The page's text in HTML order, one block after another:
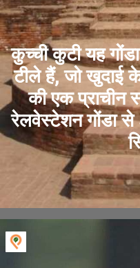
कुच्ची कुटी यह
टीले हैं, जो खुदाई
की एक प्राचीन
रेलवेस्टेशन गोंडा से